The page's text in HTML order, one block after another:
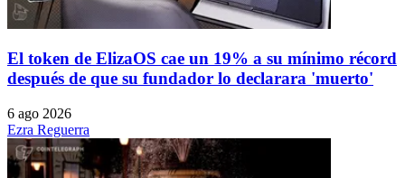
El token de ElizaOS cae un 19% a su mínimo récord
después de que su fundador lo declarara 'muerto'
6 ago 2026
Ezra Reguerra